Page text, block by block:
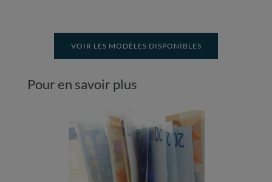
VOIR LES MODÈLES DISPONIBLES
Pour en savoir plus